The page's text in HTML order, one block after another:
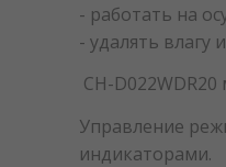
- работать на
- удалять влагу
CH-
Управление
индикаторами.